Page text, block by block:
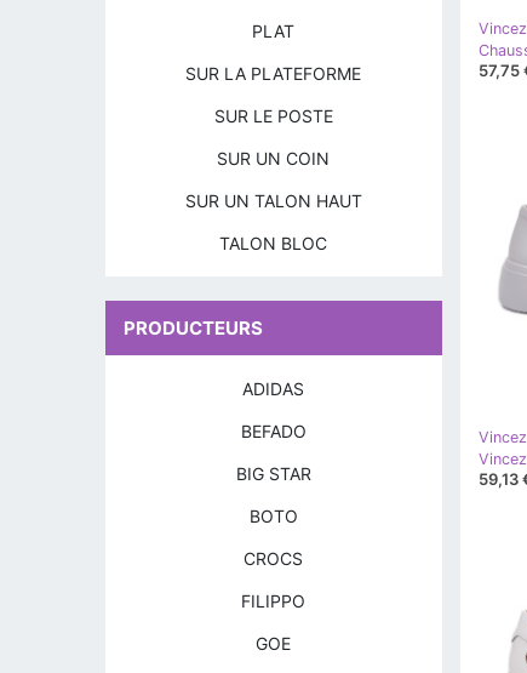
57,75
59,13
PLAT
SUR LA PLATEFORME
SUR LE POSTE
SUR UN COIN
SUR UN TALON HAUT
TALON BLOC
PRODUCTEURS
ADIDAS
BEFADO
BIG STAR
BOTO
CROCS
FILIPPO
GOE